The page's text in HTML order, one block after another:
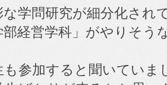
学問研究が細分化され
経営学科」がやりそう
も参加すると聞いていま